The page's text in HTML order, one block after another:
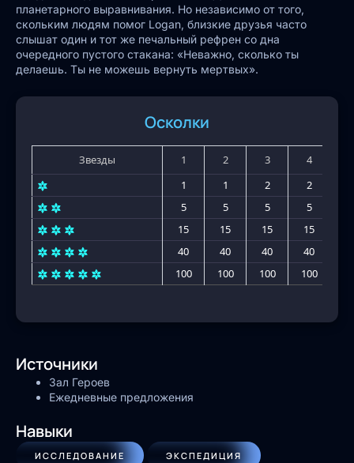
планетарного выравнивания. Но независимо от того,
скольким людям помог Logan, близкие друзья часто
слышат один и тот же печальный рефрен со дна
очередного пустого стакана: «Неважно, сколько ты
делаешь. Ты не можешь вернуть мертвых».
Осколки
Звезды 1 2 3 4
1
1 2 2
5
5 5 5
15
15 15 15
40
40 40 40
100
100 100 100
Источники
Зал Героев
Ежедневные предложения
Навыки
ИССЛЕДОВАНИЕ ЭКСПЕДИЦИЯ